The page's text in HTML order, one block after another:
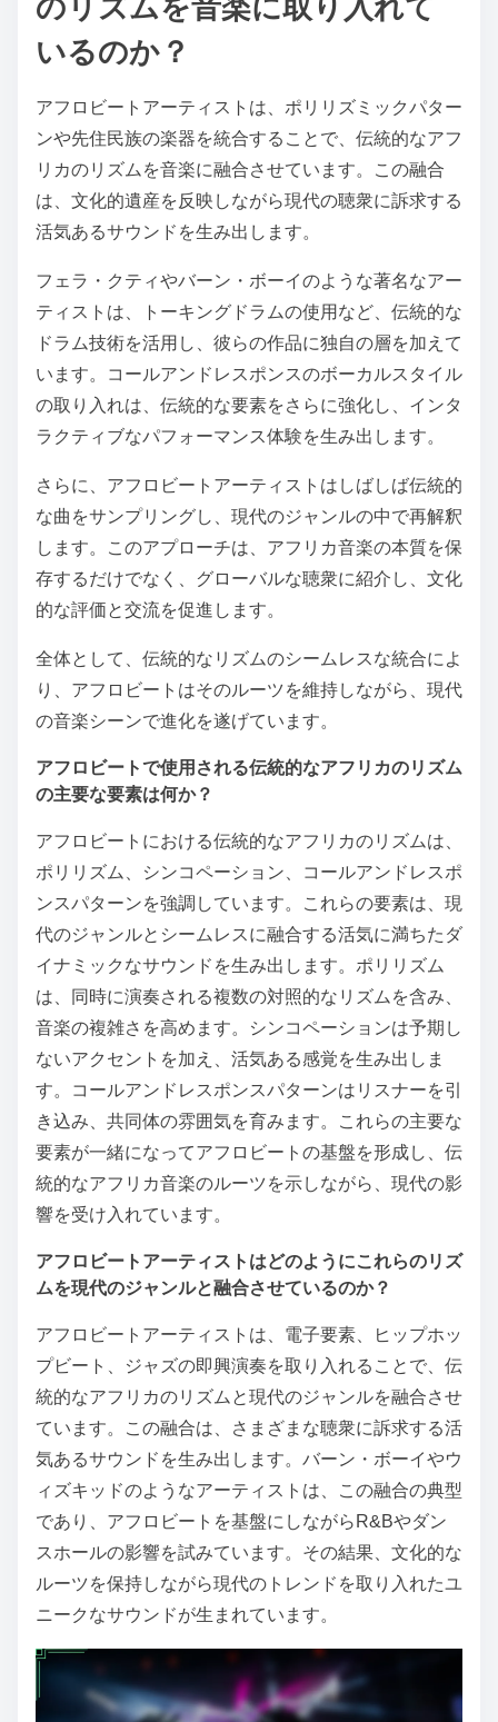
のリズムを音楽に取り入れて
いるのか？
アフロビートアーティストは、ポリリズミックパター
ンや先住民族の楽器を統合することで、伝統的なアフ
リカのリズムを音楽に融合させています。この融合
は、文化的遺産を反映しながら現代の聴衆に訴求する
活気あるサウンドを生み出します。
フェラ・クティやバーン・ボーイのような著名なアー
ティストは、トーキングドラムの使用など、伝統的な
ドラム技術を活用し、彼らの作品に独自の層を加えて
います。コールアンドレスポンスのボーカルスタイル
の取り入れは、伝統的な要素をさらに強化し、インタ
ラクティブなパフォーマンス体験を生み出します。
さらに、アフロビートアーティストはしばしば伝統的
な曲をサンプリングし、現代のジャンルの中で再解釈
します。このアプローチは、アフリカ音楽の本質を保
存するだけでなく、グローバルな聴衆に紹介し、文化
的な評価と交流を促進します。
全体として、伝統的なリズムのシームレスな統合によ
り、アフロビートはそのルーツを維持しながら、現代
の音楽シーンで進化を遂げています。
アフロビートで使用される伝統的なアフリカのリズム
の主要な要素は何か？
アフロビートにおける伝統的なアフリカのリズムは、
ポリリズム、シンコペーション、コールアンドレスポ
ンスパターンを強調しています。これらの要素は、現
代のジャンルとシームレスに融合する活気に満ちたダ
イナミックなサウンドを生み出します。ポリリズム
は、同時に演奏される複数の対照的なリズムを含み、
音楽の複雑さを高めます。シンコペーションは予期し
ないアクセントを加え、活気ある感覚を生み出しま
す。コールアンドレスポンスパターンはリスナーを引
き込み、共同体の雰囲気を育みます。これらの主要な
要素が一緒になってアフロビートの基盤を形成し、伝
統的なアフリカ音楽のルーツを示しながら、現代の影
響を受け入れています。
アフロビートアーティストはどのようにこれらのリズ
ムを現代のジャンルと融合させているのか？
アフロビートアーティストは、電子要素、ヒップホッ
プビート、ジャズの即興演奏を取り入れることで、伝
統的なアフリカのリズムと現代のジャンルを融合させ
ています。この融合は、さまざまな聴衆に訴求する活
気あるサウンドを生み出します。バーン・ボーイやウ
ィズキッドのようなアーティストは、この融合の典型
であり、アフロビートを基盤にしながらR&Bやダン
スホールの影響を試みています。その結果、文化的な
ルーツを保持しながら現代のトレンドを取り入れたユ
ニークなサウンドが生まれています。